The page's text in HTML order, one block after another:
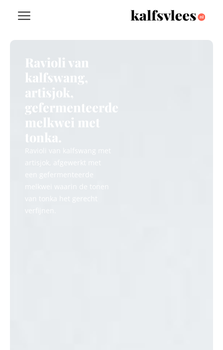
Ravioli van
kalfswang,
artisjok,
gefermenteerde
melkwei met
tonka.
Ravioli van kalfswang met
artisjok, afgewerkt met
melkwei waarin de tonen
van tonka het gerecht
verfijnen.